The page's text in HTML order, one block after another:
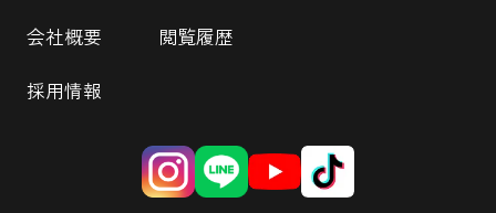
会社概要
採用情報
閲覧履歴